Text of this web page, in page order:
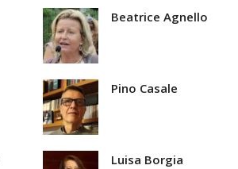
Beatrice Agnello
Pino Casale
Luisa Borgia